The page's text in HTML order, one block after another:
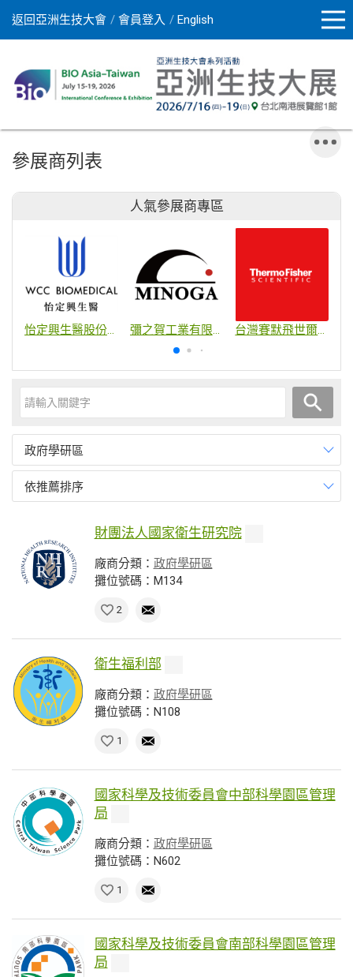
返回亞洲生技大會 會員登入 English
參展商列表
人氣參展商專區
怡定興生醫股份有限公司 彌之賀工業有限公司 台灣賽默飛世爾科技股份有限公司
政府學研區
依推薦排序
財團法人國家衛生研究院
廠商分類： 政府學研區
攤位號碼：M134
2
衛生福利部
廠商分類： 政府學研區
攤位號碼：N108
1
國家科學及技術委員會中部科學園區管理
局
廠商分類： 政府學研區
攤位號碼：N602
1
國家科學及技術委員會南部科學園區管理
局